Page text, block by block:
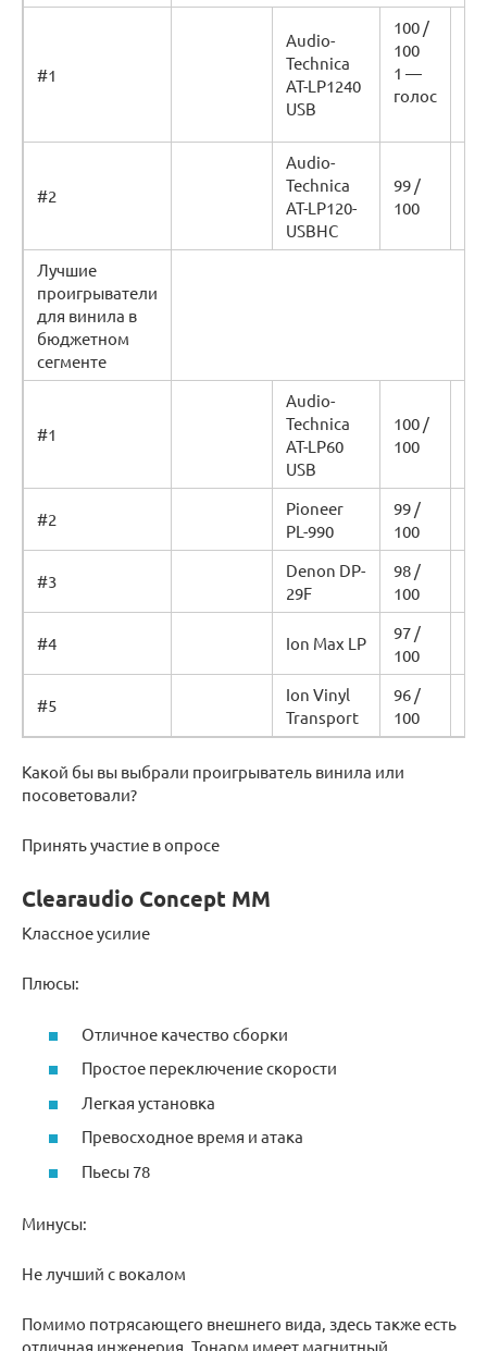
#1
Audio-
Technica
AT-LP1240
USB
100 /
100
1 —
голос
#2
Audio-
Technica
AT-LP120-
USBHC
99 /
100
Лучшие
проигрыватели
для винила в
бюджетном
сегменте
#1
Audio-
Technica
AT-LP60
USB
100 /
100
#2
Pioneer
PL-990
99 /
100
#3
Denon DP-
29F
98 /
100
#4 Ion Max LP
97 /
100
#5
Ion Vinyl
Transport
96 /
100
Какой бы вы выбрали проигрыватель винила или
посоветовали?
Принять участие в опросе
Clearaudio Concept MM
Классное усилие
Плюсы:
Отличное качество сборки
Простое переключение скорости
Легкая установка
Превосходное время и атака
Пьесы 78
Минусы:
Не лучший с вокалом
Помимо потрясающего внешнего вида, здесь также есть
отличная инженерия. Тонарм имеет магнитный